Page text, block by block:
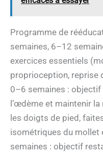
Programme de
semaines, 6–12
exercices essentiels
proprioception, reprise
0–6 semaines :
l’œdème et maintenir
les doigts de pied,
isométriques du mollet
semaines : objectif